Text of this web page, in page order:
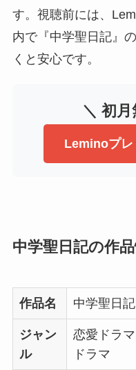
す。視聴前には、
内で『中学聖日記』
くと安心です。
＼ 初
Leminoプレ
中学聖日記の作
作品名 中学聖日記
ジャン
ル
恋愛ドラ
ドラマ